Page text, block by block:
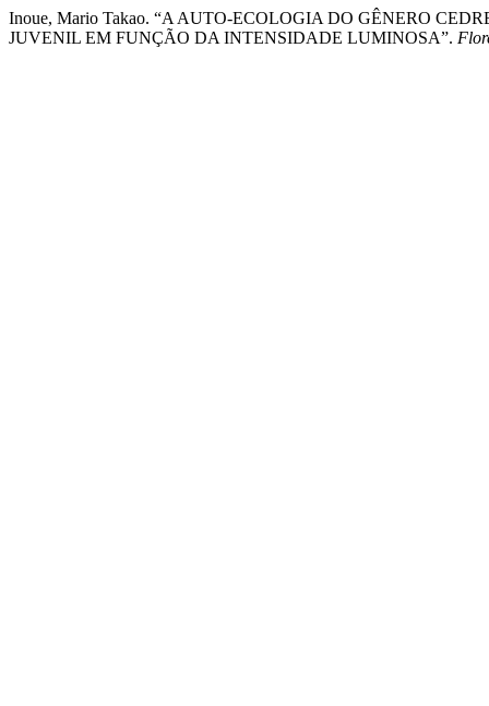
Inoue, Mario Takao. “A AUTO-ECOLOGIA DO GÊNERO
JUVENIL EM FUNÇÃO DA INTENSIDADE LUMINOSA”.